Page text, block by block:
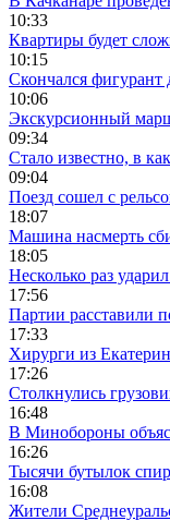
10:33
Квартиры будет
10:15
Скончался
10:06
Экскурсионный
09:34
Стало известно, в
09:04
Поезд сошел с
18:07
Машина насмерть
18:05
Несколько раз
17:56
Партии расставили
17:33
Хирурги из
17:26
Столкнулись
16:48
В Минобороны
16:26
Тысячи бутылок
16:08
Жители